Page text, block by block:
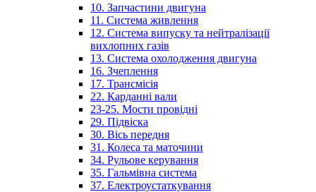
10. Запчастини двигуна
11. Система живлення
12. Система випуску та нейтралізації
вихлопних газів
13. Система охолодження двигуна
16. Зчеплення
17. Трансмісія
22. Карданні вали
23-25. Мости провідні
29. Підвіска
30. Вісь передня
31. Колеса та маточини
34. Рульове керування
35. Гальмівна система
37. Електроустаткування